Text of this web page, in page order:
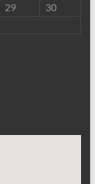
29
30